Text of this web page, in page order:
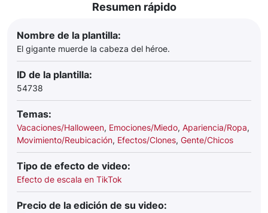
Resumen rápido
Nombre de la plantilla:
El gigante muerde la cabeza del héroe.
ID de la plantilla:
54738
Temas:
Vacaciones/Halloween, Emociones/Miedo, Apariencia/Ropa,
Movimiento/Reubicación, Efectos/Clones, Gente/Chicos
Tipo de efecto de video:
Efecto de escala en TikTok
Precio de la edición de su video: